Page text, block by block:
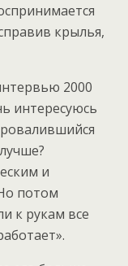
крылья,
2000
интересуюсь
и
потом
к рукам все